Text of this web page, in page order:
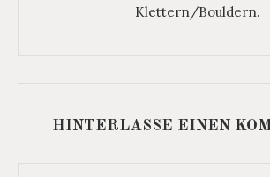
Klettern/Bouldern.
HINTERLASSE EINEN